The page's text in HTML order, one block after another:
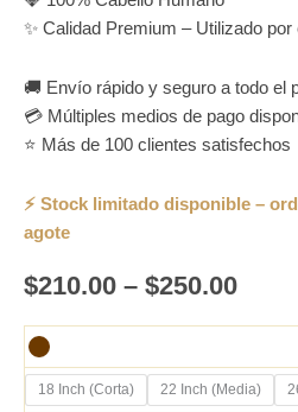
✨ Calidad Premium – Utilizado
🚚 Envío rápido y seguro a todo el
💳 Múltiples medios de pago
⭐ Más de 100 clientes satisfechos
$210.00 – $250.00
18 Inch (Corta) 22 Inch (Media)